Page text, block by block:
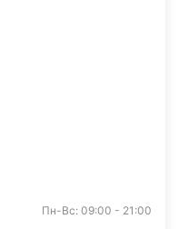
Пн-Вс: 09:00 - 21:00